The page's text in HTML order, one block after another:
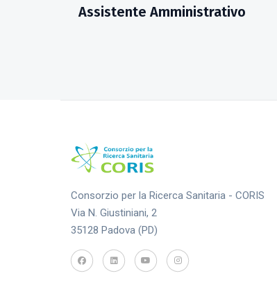
Assistente Amministrativo
Consorzio per la Ricerca Sanitaria - CORIS
Via N. Giustiniani, 2
35128 Padova (PD)